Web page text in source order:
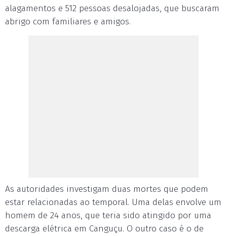
alagamentos e 512 pessoas desalojadas, que buscaram
abrigo com familiares e amigos.
As autoridades investigam duas mortes que podem
estar relacionadas ao temporal. Uma delas envolve um
homem de 24 anos, que teria sido atingido por uma
descarga elétrica em Canguçu. O outro caso é o de